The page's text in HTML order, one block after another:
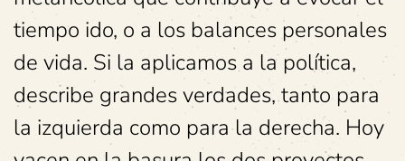
tiempo ido, o a los balances personales
de vida. Si la aplicamos a la política,
describe grandes verdades, tanto para
la izquierda como para la derecha. Hoy